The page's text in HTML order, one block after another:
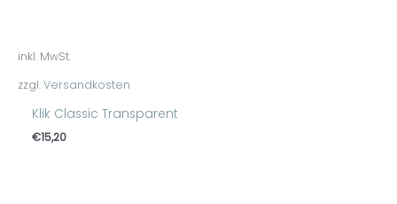
inkl. MwSt.
zzgl.Versandkosten
Klik Classic Transparent
€15,20